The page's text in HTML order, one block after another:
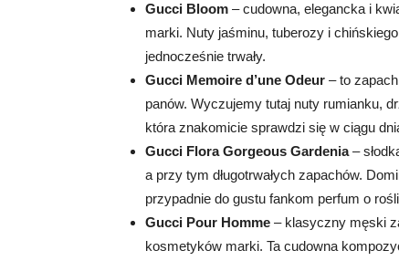
Gucci Bloom – cudowna, elegancka i
marki. Nuty jaśminu, tuberozy i
jednocześnie trwały.
Gucci Memoire d’une Odeur – to
panów. Wyczujemy tutaj nuty rumianku,
która znakomicie sprawdzi się w ciągu
Gucci Flora Gorgeous Gardenia–
a przy tym długotrwałych zapachów.
przypadnie do gustu fankom perfum o
Gucci Pour Homme – klasyczny męski
kosmetyków marki. Ta cudowna